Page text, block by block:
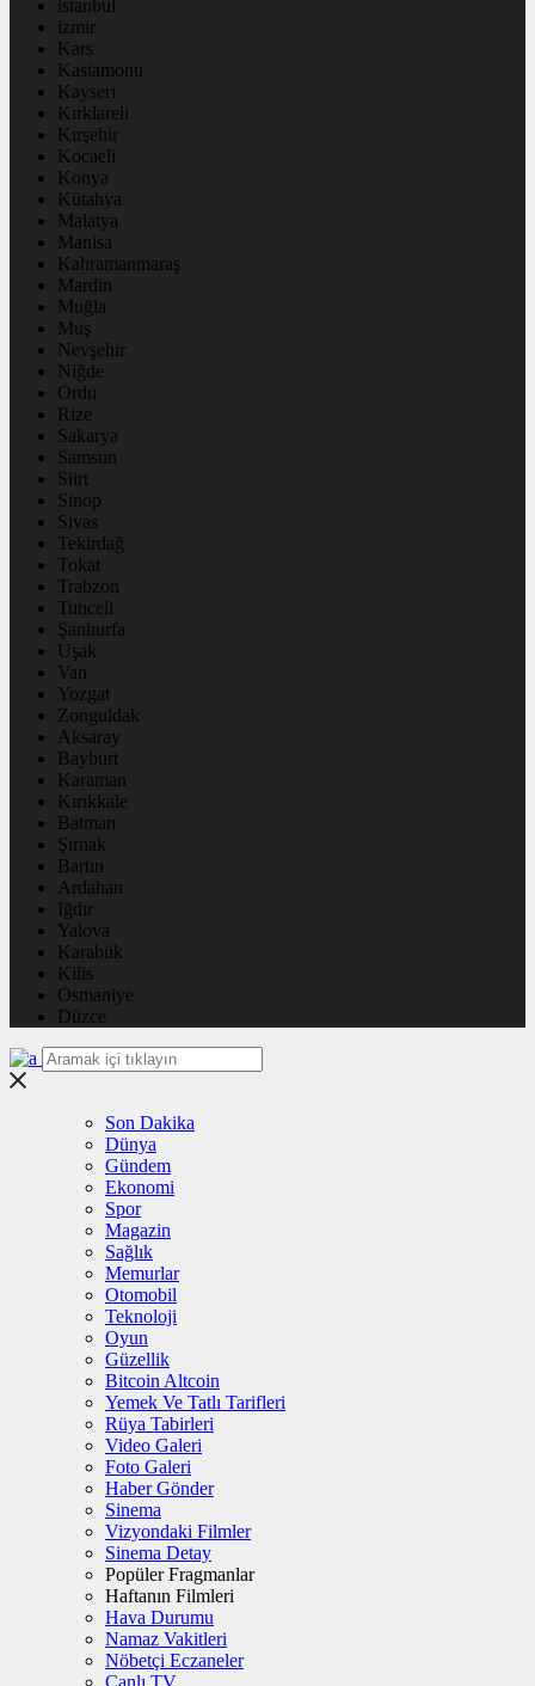
istanbul
izmir
Kars
Kastamonu
Kayseri
Kırklareli
Kırşehir
Kocaeli
Konya
Kütahya
Malatya
Manisa
Kahramanmaraş
Mardin
Muğla
Muş
Nevşehir
Niğde
Ordu
Rize
Sakarya
Samsun
Siirt
Sinop
Sivas
Tekirdağ
Tokat
Trabzon
Tunceli
Şanlıurfa
Uşak
Van
Yozgat
Zonguldak
Aksaray
Bayburt
Karaman
Kırıkkale
Batman
Şırnak
Bartın
Ardahan
Iğdır
Yalova
Karabük
Kilis
Osmaniye
Düzce
Son Dakika
Dünya
Gündem
Ekonomi
Spor
Magazin
Sağlık
Memurlar
Otomobil
Teknoloji
Oyun
Güzellik
Bitcoin Altcoin
Yemek Ve Tatlı Tarifleri
Rüya Tabirleri
Video Galeri
Foto Galeri
Haber Gönder
Sinema
Vizyondaki Filmler
Sinema Detay
Popüler Fragmanlar
Haftanın Filmleri
Hava Durumu
Namaz Vakitleri
Nöbetçi Eczaneler
Canlı TV